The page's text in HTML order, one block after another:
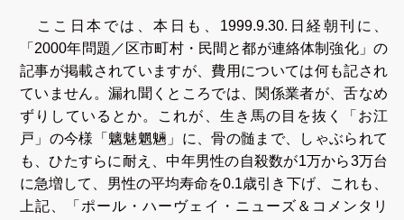
ここ日本では、本日も、1999.9.30.日経朝刊に、
「2000年問題／区市町村・民間と都が連絡体制強化」の
記事が掲載されていますが、費用については何も記され
ていません。漏れ聞くところでは、関係業者が、舌なめ
ずりしているとか。これが、生き馬の目を抜く「お江
戸」の今様「魑魅魍魎」に、骨の髄まで、しゃぶられて
も、ひたすらに耐え、中年男性の自殺数が1万から3万台
に急増して、男性の平均寿命を0.1歳引き下げ、これも、
上記、「ポール・ハーヴェイ・ニューズ＆コメンタリ